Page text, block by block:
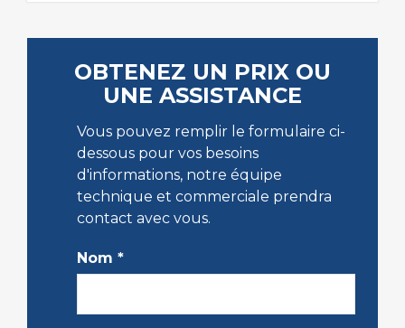
OBTENEZ UN PRIX OU
UNE ASSISTANCE
Vous pouvez remplir le formulaire ci-
dessous pour vos besoins
d'informations, notre équipe
technique et commerciale prendra
contact avec vous.
Nom *